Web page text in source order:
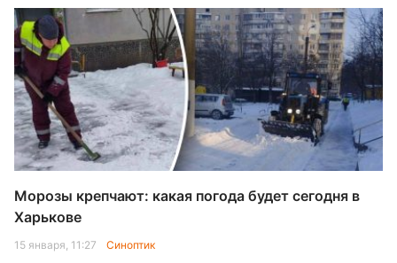
Морозы крепчают: какая погода будет сегодня в
Харькове
15 января, 11:27 Синоптик